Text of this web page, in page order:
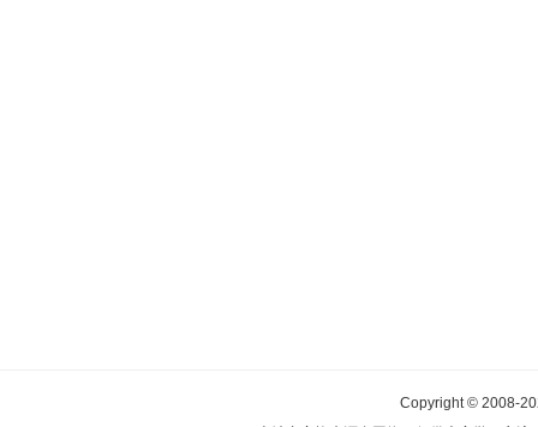
Copyright © 2008-